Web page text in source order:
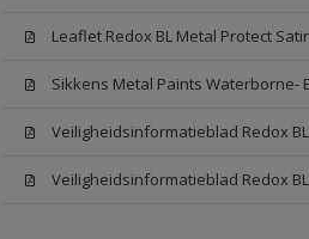
Leaflet Redox BL Metal Protect
Sikkens Metal Paints Waterborne-
Veiligheidsinformatieblad Redox
Veiligheidsinformatieblad Redox